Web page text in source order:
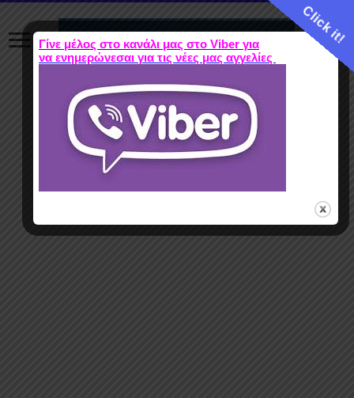
Click it!
Γίνε μέλος στο κανάλι μας στο Viber για
να ενημερώνεσαι για τις νέες μας αγγελίες